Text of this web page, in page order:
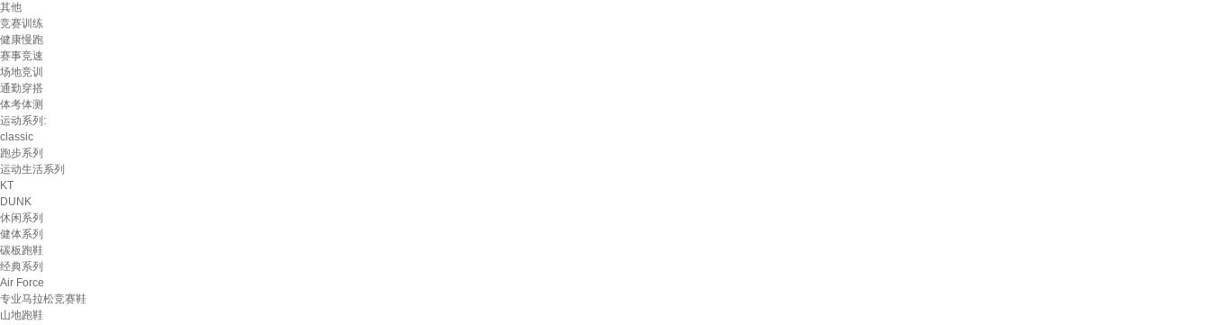
其他
竞赛训练
健康慢跑
赛事竞速
场地竞训
通勤穿搭
体考体测
运动系列:
classic
跑步系列
运动生活系列
KT
DUNK
休闲系列
健体系列
碳板跑鞋
经典系列
Air Force
专业马拉松竞赛鞋
山地跑鞋